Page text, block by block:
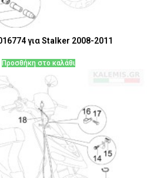
για Stalker 2008-2011
Προσθήκη στο καλάθι